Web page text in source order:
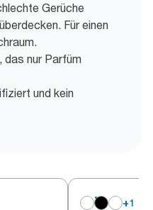
Gerüche
Für einen
das nur Parfüm
und kein
+1